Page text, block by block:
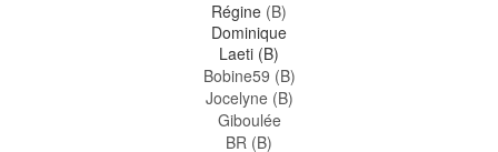
Régine (B)
Dominique
Laeti (B)
Bobine59 (B)
Jocelyne (B)
Giboulée
BR (B)